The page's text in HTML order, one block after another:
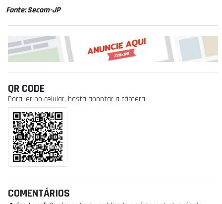
Fonte: Secom-JP
QR CODE
Para ler no celular, basta apontar a câmera
COMENTÁRIOS